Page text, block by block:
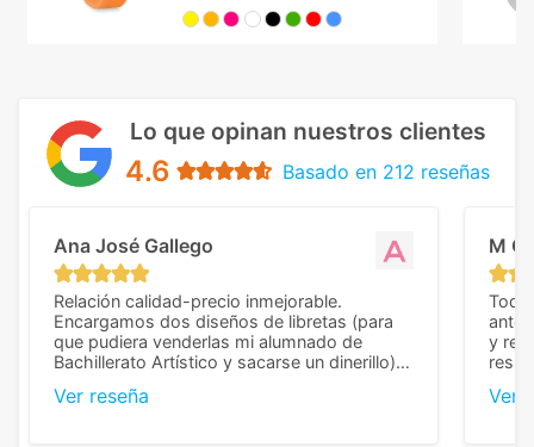
Lo que opinan nuestros clientes
4.6 Basado en 212 reseñas
Ana José Gallego
Relación calidad-precio inmejorable.
Encargamos dos diseños de libretas (para
que pudiera venderlas mi alumnado de
Bachillerato Artístico y sacarse un dinerillo) y
diferencia, con libretas de muy buena calidad
Ver reseña
M C
Todo
y
Ver